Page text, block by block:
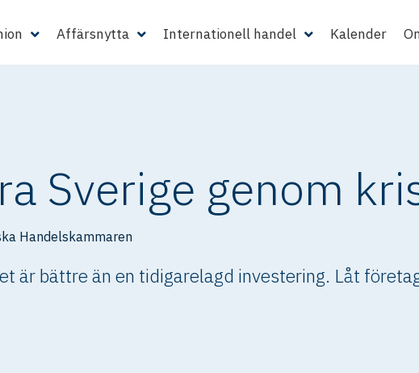
Affärsnytta Internationell handel Kalender
Sverige genom
Handelskammaren
är bättre än en tidigarelagd investering. Låt